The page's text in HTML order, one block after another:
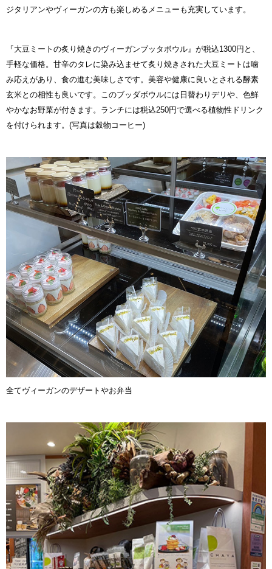
ジタリアンやヴィーガンの方も楽しめるメニューも充実しています。
『大豆ミートの炙り焼きのヴィーガンブッタボウル』が税込1300円と、
手軽な価格。甘辛のタレに染み込ませて炙り焼きされた大豆ミートは噛
み応えがあり、食の進む美味しさです。美容や健康に良いとされる酵素
玄米との相性も良いです。このブッダボウルには日替わりデリや、色鮮
やかなお野菜が付きます。ランチには税込250円で選べる植物性ドリンク
を付けられます。(写真は穀物コーヒー)
全てヴィーガンのデザートやお弁当